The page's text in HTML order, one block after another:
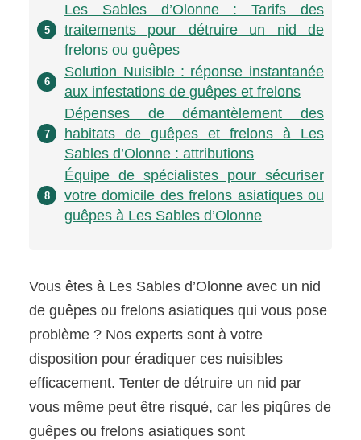
5
Les Sables d’Olonne : Tarifs des
traitements pour détruire un nid de
frelons ou guêpes
6
Solution Nuisible : réponse instantanée
aux infestations de guêpes et frelons
7
Dépenses de démantèlement des
habitats de guêpes et frelons à Les
Sables d’Olonne : attributions
8
Équipe de spécialistes pour sécuriser
votre domicile des frelons asiatiques ou
guêpes à Les Sables d’Olonne
Vous êtes à Les Sables d’Olonne avec un nid
de guêpes ou frelons asiatiques qui vous pose
problème ? Nos experts sont à votre
disposition pour éradiquer ces nuisibles
efficacement. Tenter de détruire un nid par
vous même peut être risqué, car les piqûres de
guêpes ou frelons asiatiques sont